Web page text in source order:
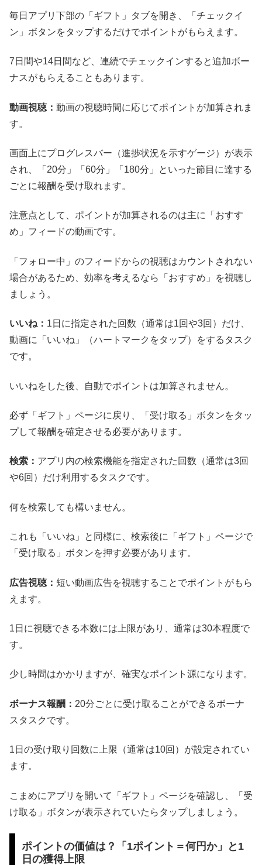
毎日アプリ下部の「ギフト」タブを開き、「チェックイ
ン」ボタンをタップするだけでポイントがもらえます。
7日間や14日間など、連続でチェックインすると追加ボー
ナスがもらえることもあります。
動画視聴： 動画の視聴時間に応じてポイントが加算されま
す。
画面上にプログレスバー（進捗状況を示すゲージ）が表示
され、「20分」「60分」「180分」といった節目に達する
ごとに報酬を受け取れます。
注意点として、ポイントが加算されるのは主に「おすす
め」フィードの動画です。
「フォロー中」のフィードからの視聴はカウントされない
場合があるため、効率を考えるなら「おすすめ」を視聴し
ましょう。
いいね： 1日に指定された回数（通常は1回や3回）だけ、
動画に「いいね」（ハートマークをタップ）をするタスク
です。
いいねをした後、自動でポイントは加算されません。
必ず「ギフト」ページに戻り、「受け取る」ボタンをタッ
プして報酬を確定させる必要があります。
検索： アプリ内の検索機能を指定された回数（通常は3回
や6回）だけ利用するタスクです。
何を検索しても構いません。
これも「いいね」と同様に、検索後に「ギフト」ページで
「受け取る」ボタンを押す必要があります。
広告視聴： 短い動画広告を視聴することでポイントがもら
えます。
1日に視聴できる本数には上限があり、通常は30本程度で
す。
少し時間はかかりますが、確実なポイント源になります。
ボーナス報酬： 20分ごとに受け取ることができるボーナ
スタスクです。
1日の受け取り回数に上限（通常は10回）が設定されてい
ます。
こまめにアプリを開いて「ギフト」ページを確認し、「受
け取る」ボタンが表示されていたらタップしましょう。
ポイントの価値は？「1ポイント＝何円か」と1
日の獲得上限